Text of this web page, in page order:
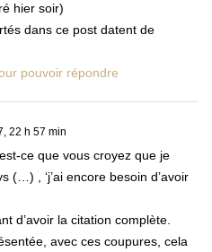
hier soir)
dans ce post datent de
pouvoir répondre
22 h 57 min
ce que vous croyez que je
(…) , ‘j’ai encore besoin d’avoir
d’avoir la citation complète.
avec ces coupures, cela